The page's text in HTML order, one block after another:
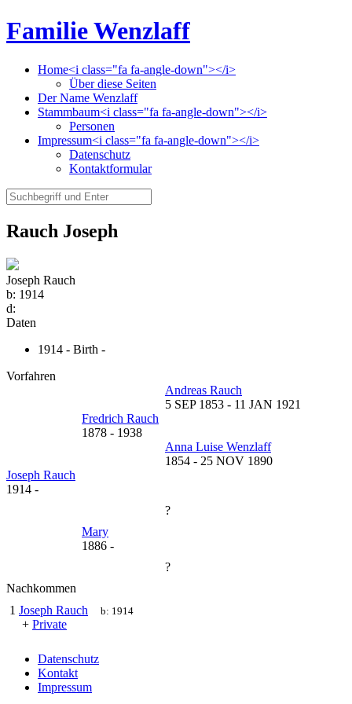
Familie Wenzlaff
Home<i class="fa fa-angle-down"></i>
Über diese Seiten
Der Name Wenzlaff
Stammbaum<i class="fa fa-angle-down"></i>
Personen
Impressum<i class="fa fa-angle-down"></i>
Datenschutz
Kontaktformular
Rauch Joseph
Joseph Rauch
b: 1914
d:
Daten
1914 - Birth -
Vorfahren
Andreas Rauch
5 SEP 1853 - 11 JAN 1921
Fredrich Rauch
1878 - 1938
Anna Luise Wenzlaff
1854 - 25 NOV 1890
Joseph Rauch
1914 -
?
Mary
1886 -
?
Nachkommen
1 Joseph Rauch b: 1914
+ Private
Datenschutz
Kontakt
Impressum